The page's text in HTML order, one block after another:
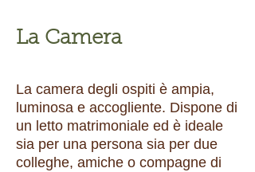
La Camera
La camera degli ospiti è ampia,
luminosa e accogliente. Dispone di
un letto matrimoniale ed è ideale
sia per una persona sia per due
colleghe, amiche o compagne di